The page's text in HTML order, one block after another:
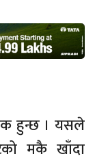
हुन्छ । यसले
मकै खाँदा